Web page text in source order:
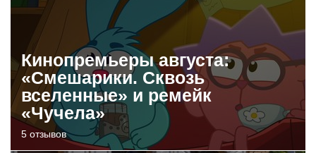
Кинопремьеры августа:
«Смешарики. Сквозь
вселенные» и ремейк
«Чучела»
5 отзывов